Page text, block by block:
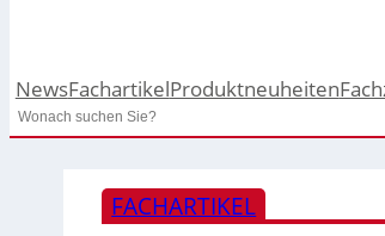
NewsFachartikelProduktneuheiten
Search
FACHARTIKEL